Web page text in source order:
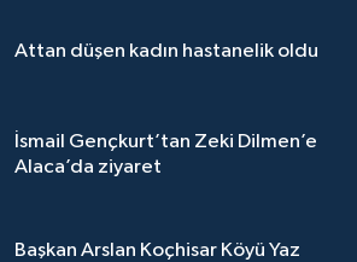
Attan düşen kadın hastanelik oldu
İsmail Gençkurt’tan Zeki Dilmen’e
Alaca’da ziyaret
Başkan Arslan Koçhisar Köyü Yaz